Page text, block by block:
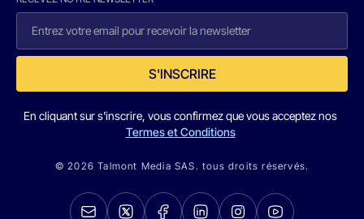
S'INSCRIRE
En cliquant sur s'inscrire, vous confirmez que vous acceptez nos
Termes et Conditions
© 2026 Talmont Media SAS. tous droits réservés.